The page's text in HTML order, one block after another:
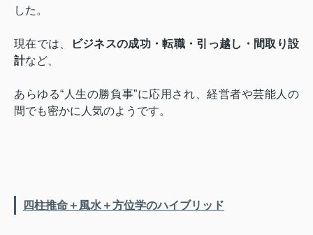
した。
現在では、
ビジネスの成功・転職・引っ越し・間取り設
計など、
あらゆる“人生の勝負事”に応用され、経営者や芸能人の
間でも密かに人気のようです。
四柱推命＋風水＋方位学のハイブリッド